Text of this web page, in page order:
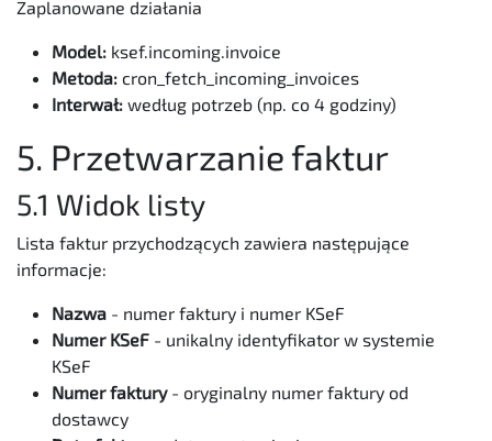
Zaplanowane działania
Model: ksef.incoming.invoice
Metoda: cron_fetch_incoming_invoices
Interwał: według potrzeb (np. co 4 godziny)
5. Przetwarzanie faktur
5.1 Widok listy
Lista faktur przychodzących zawiera następujące
informacje:
Nazwa - numer faktury i numer KSeF
Numer KSeF - unikalny identyfikator w systemie
KSeF
Numer faktury- oryginalny numer faktury od
dostawcy